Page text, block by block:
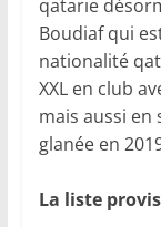
qatarie
Boudiaf qui
nationalité
XXL en club
mais aussi en
glanée en
La liste